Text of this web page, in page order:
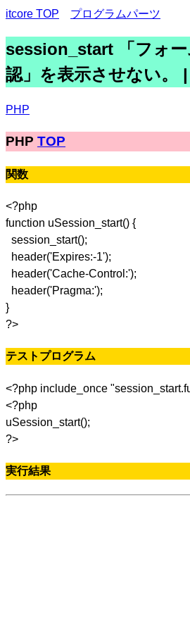
itcore TOP プログラムパーツ
session_start 「フォ
認」を表示させない。
PHP
PHP TOP
関数
<?php
function uSession_start() {
session_start();
header('Expires:-1');
header('Cache-Control:');
header('Pragma:');
}
?>
テストプログラム
<?php include_once
<?php
uSession_start();
?>
実行結果